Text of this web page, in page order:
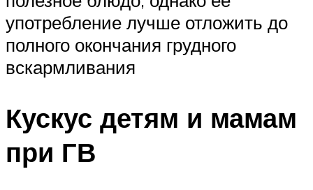
употребление лучше отложить до
полного окончания грудного
вскармливания
Кускус детям и мамам
при ГВ